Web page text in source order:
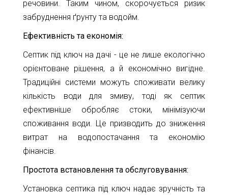
856-
61
info@1kbk.com.ua
речовини. Таким чином, скорочується ризик
забруднення ґрунту та водойм.
Ефективність та економія:
Септик під ключ на дачі - це не лише екологічно
орієнтоване рішення, а й економічно вигідне.
Традиційні системи можуть споживати велику
кількість води для змиву, тоді як септик
ефективніше обробляє стоки, мінімізуючи
споживання води. Це призводить до зниження
витрат на водопостачання та економію
фінансів.
Простота встановлення та обслуговування:
Установка септика під ключ надає зручність та